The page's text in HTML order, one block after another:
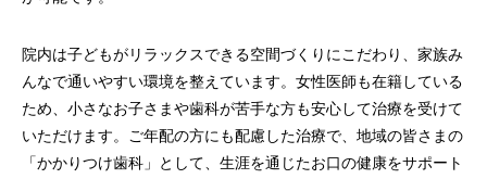
院内は子どもがリラックスできる空間づくりにこだわり、家族み
んなで通いやすい環境を整えています。女性医師も在籍している
ため、小さなお子さまや歯科が苦手な方も安心して治療を受けて
いただけます。ご年配の方にも配慮した治療で、地域の皆さまの
「かかりつけ歯科」として、生涯を通じたお口の健康をサポート